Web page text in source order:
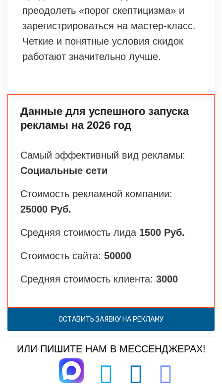
преодолеть «порог скептицизма» и
зарегистрироваться на мастер-класс.
Четкие и понятные условия скидок
работают значительно лучше.
Данные для успешного запуска
рекламы на 2026 год
Самый эффективный вид рекламы:
Социальные сети
Стоимость рекламной компании:
25000 Руб.
Средняя стоимость лида 1500 Руб.
Стоимость сайта: 50000
Средняя стоимость клиента: 3000
ОСТАВИТЬ ЗАЯВКУ НА РЕКЛАМУ
ИЛИ ПИШИТЕ НАМ В МЕССЕНДЖЕРАХ!